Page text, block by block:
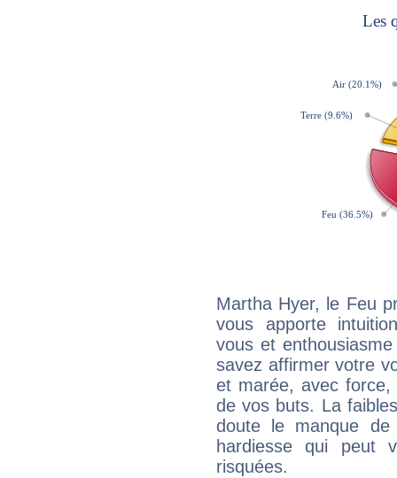
Martha Hyer, le Feu
vous apporte
vous et
savez affirmer votre
et marée, avec
de vos buts. La
doute le manque
hardiesse qui peut
risquées.